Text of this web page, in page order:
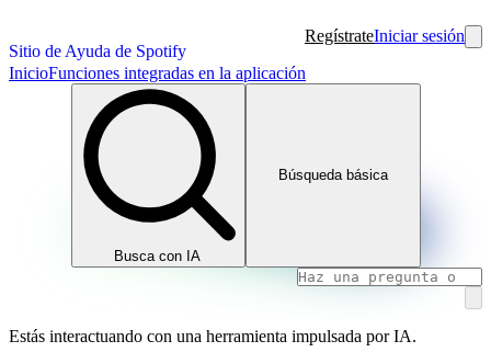
Sitio de Ayuda de Spotify
RegístrateIniciar sesión
InicioFunciones integradas en la aplicación
Busca con IA
Búsqueda básica
Estás interactuando con una herramienta impulsada por IA.